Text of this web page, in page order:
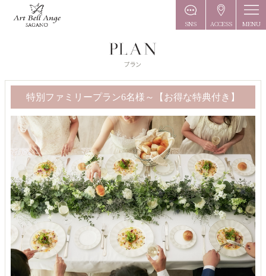
SNS ACCESS MENU
特別ファミリープラン6名様～【お得な特典付き】